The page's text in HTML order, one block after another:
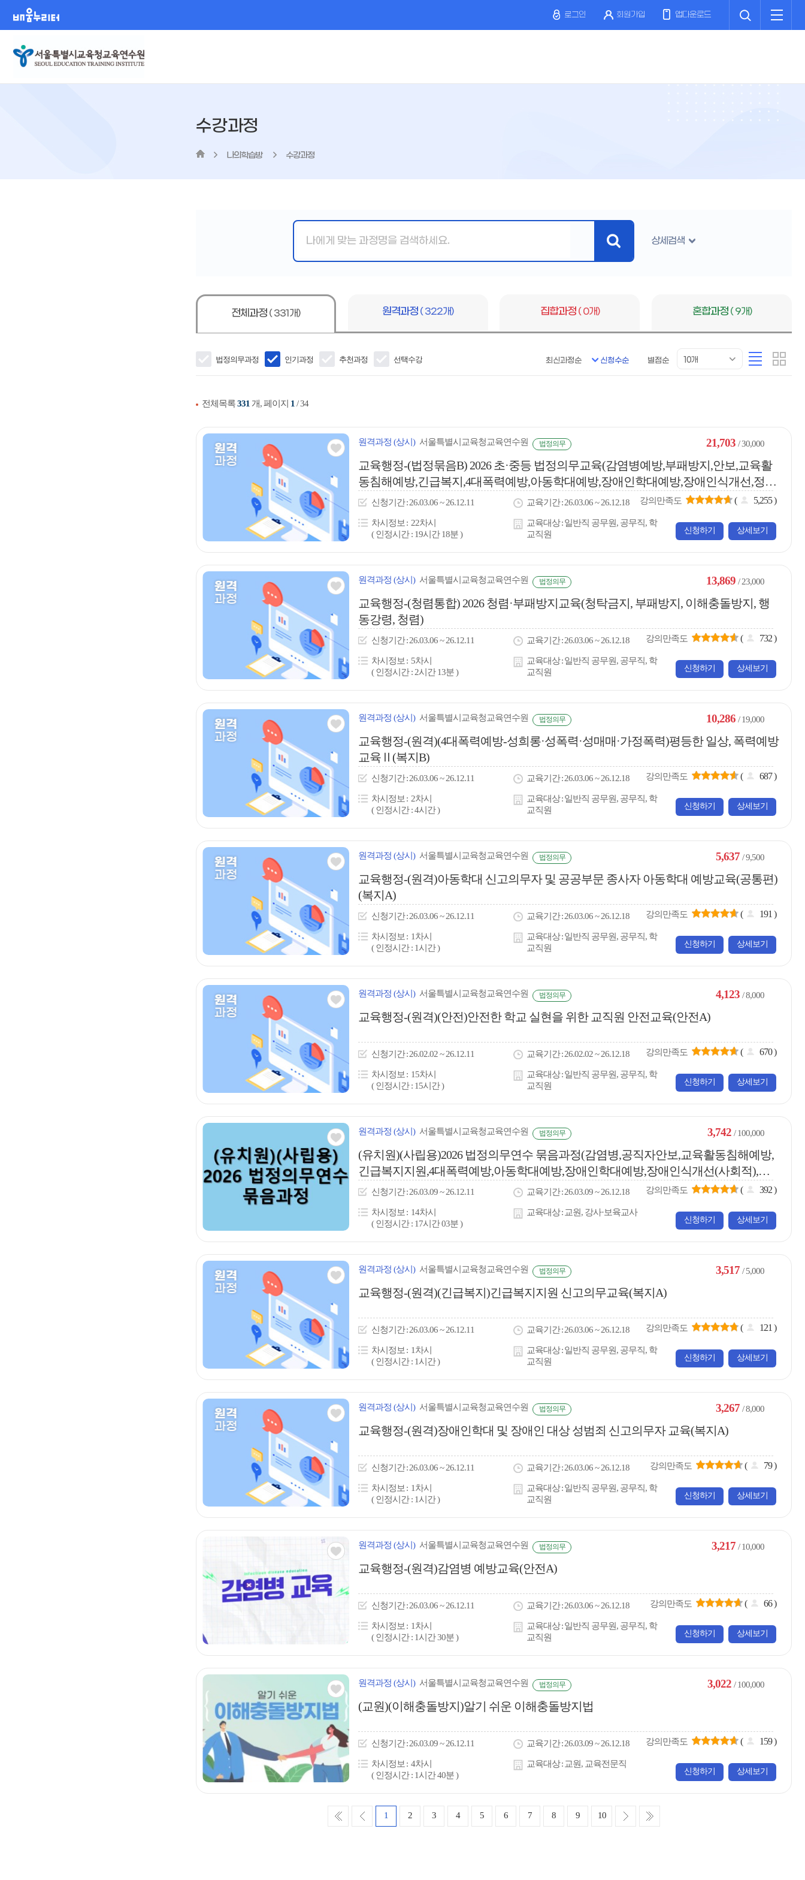
로그인 회원가입 앱다운로드
뉴
수강과정
나의학습방 수강과정
심
력
검
상세검색
전체과정 ( 331개) 원격과정 ( 322개) 집합과정 ( 0개) 혼합과정 ( 9개)
법정의무과정 인기과정 추천과정 선택수강 최신과정순 신청수순 별점순
목
10개
리
스
카
드
전체목록331 개, 페이지 1/ 34
원격과정 (상시) 서울특별시교육청교육연수원 법정의무
관심
아
이
콘
교육행정-(법정묶음B) 2026 초·중등 법정의무교육(감염병예방,부패방지,안보,교육활
동침해예방,긴급복지,4대폭력예방,아동학대예방,장애인학대예방,장애인식개선,정보
공개,정보보안·개인정...
신청기간 26.03.06 ~ 26.12.11 교육기간 26.03.06 ~ 26.12.18
차시정보
22차시
( 인정시간 : 19시간 18분 )
교육대상 일반직 공무원, 공무직, 학
교직원
강의만족도 ( 5,255)
21,703 / 30,000
신청하기 상세보기
원격과정 (상시) 서울특별시교육청교육연수원 법정의무
관심
아
이
콘
교육행정-(청렴통합) 2026 청렴·부패방지교육(청탁금지, 부패방지, 이해충돌방지, 행
동강령, 청렴)
신청기간 26.03.06 ~ 26.12.11 교육기간 26.03.06 ~ 26.12.18
차시정보
5차시
( 인정시간 : 2시간 13분 )
교육대상 일반직 공무원, 공무직, 학
교직원
강의만족도 ( 732)
13,869 / 23,000
신청하기 상세보기
원격과정 (상시) 서울특별시교육청교육연수원 법정의무
관심
아
이
콘
교육행정-(원격)(4대폭력예방-성희롱·성폭력·성매매·가정폭력)평등한 일상, 폭력예방
교육Ⅱ(복지B)
신청기간 26.03.06 ~ 26.12.11 교육기간 26.03.06 ~ 26.12.18
차시정보
2차시
( 인정시간 : 4시간 )
교육대상 일반직 공무원, 공무직, 학
교직원
강의만족도 ( 687)
10,286 / 19,000
신청하기 상세보기
원격과정 (상시) 서울특별시교육청교육연수원 법정의무
관심
아
이
콘
교육행정-(원격)아동학대 신고의무자 및 공공부문 종사자 아동학대 예방교육(공통편)
(복지A)
신청기간 26.03.06 ~ 26.12.11 교육기간 26.03.06 ~ 26.12.18
차시정보
1차시
( 인정시간 : 1시간 )
교육대상 일반직 공무원, 공무직, 학
교직원
강의만족도 ( 191)
5,637 / 9,500
신청하기 상세보기
원격과정 (상시) 서울특별시교육청교육연수원 법정의무
관심
아
이
콘
교육행정-(원격)(안전)안전한 학교 실현을 위한 교직원 안전교육(안전A)
신청기간 26.02.02 ~ 26.12.11 교육기간 26.02.02 ~ 26.12.18
차시정보
15차시
( 인정시간 : 15시간 )
교육대상 일반직 공무원, 공무직, 학
교직원
강의만족도 ( 670)
4,123 / 8,000
신청하기 상세보기
원격과정 (상시) 서울특별시교육청교육연수원 법정의무
관심
아
이
(유치원)(사립용)2026 법정의무연수 묶음과정(감염병,공직자안보,교육활동침해예방,
긴급복지지원,4대폭력예방,아동학대예방,장애인학대예방,장애인식개선(사회적),장
애인식개선(직장내),정...
신청기간 26.03.09 ~ 26.12.11 교육기간 26.03.09 ~ 26.12.18
차시정보
14차시
( 인정시간 : 17시간 03분 )
교육대상 교원, 강사·보육교사
강의만족도 ( 392)
3,742 / 100,000
신청하기 상세보기
원격과정 (상시) 서울특별시교육청교육연수원 법정의무
관심
아
이
콘
교육행정-(원격)(긴급복지)긴급복지지원 신고의무교육(복지A)
신청기간 26.03.06 ~ 26.12.11 교육기간 26.03.06 ~ 26.12.18
차시정보
1차시
( 인정시간 : 1시간 )
교육대상 일반직 공무원, 공무직, 학
교직원
강의만족도 ( 121)
3,517 / 5,000
신청하기 상세보기
원격과정 (상시) 서울특별시교육청교육연수원 법정의무
관심
아
이
콘
교육행정-(원격)장애인학대 및 장애인 대상 성범죄 신고의무자 교육(복지A)
신청기간 26.03.06 ~ 26.12.11 교육기간 26.03.06 ~ 26.12.18
차시정보
1차시
( 인정시간 : 1시간 )
교육대상 일반직 공무원, 공무직, 학
교직원
강의만족도 ( 79)
3,267 / 8,000
신청하기 상세보기
원격과정 (상시) 서울특별시교육청교육연수원 법정의무
관심
아
교육행정-(원격)감염병 예방교육(안전A)
신청기간 26.03.06 ~ 26.12.11 교육기간 26.03.06 ~ 26.12.18
차시정보
1차시
( 인정시간 : 1시간 30분 )
교육대상 일반직 공무원, 공무직, 학
교직원
강의만족도 ( 66)
3,217 / 10,000
신청하기 상세보기
원격과정 (상시) 서울특별시교육청교육연수원 법정의무
관심
아
이
콘
(교원)(이해충돌방지)알기 쉬운 이해충돌방지법
신청기간 26.03.09 ~ 26.12.11 교육기간 26.03.09 ~ 26.12.18
차시정보
4차시
( 인정시간 : 1시간 40분 )
교육대상 교원, 교육전문직
강의만족도 ( 159)
3,022 / 100,000
신청하기 상세보기
처
이
1 2 3 4 5 6 7 8 9 10
다
마